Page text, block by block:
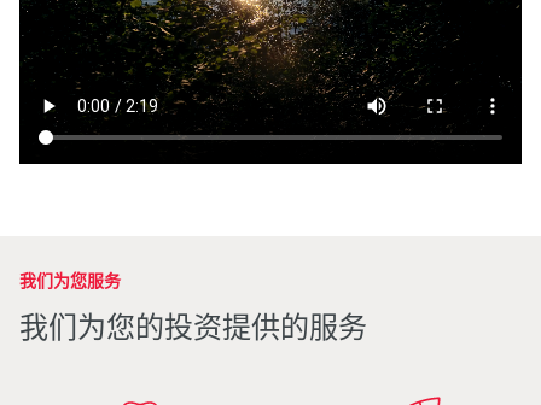
我们为您的投资提供的服务
我们为您服务